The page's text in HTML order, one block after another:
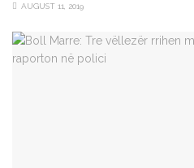
AUGUST 11, 2019